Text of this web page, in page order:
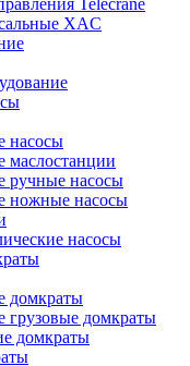
Telecrane
XAC
насосы
маслостанции
ручные насосы
ножные насосы
насосы
домкраты
грузовые домкраты
домкраты